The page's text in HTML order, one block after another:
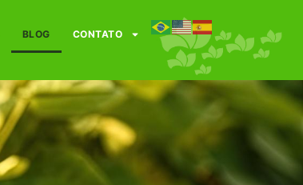
BLOG CONTATO